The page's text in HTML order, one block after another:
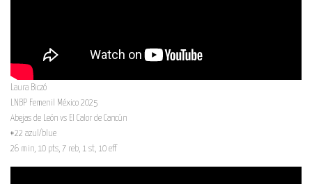
Laura Biczó
LNBP Femenil México 2025
Abejas de León vs El Calor de Cancún
#22 azul/blue
26 min, 10 pts, 7 reb, 1 st, 10 eff